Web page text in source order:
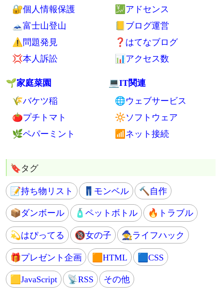
🔦ライト
🖊日用品
🎒バッグ
🛂パスポート
📱スマホ関連
🚲自転車
💴お金
🏧節約
💸生活費
💡電気代
💳カード
👿詐欺
🌈ライフスタイル
🦶引越し
🆓ストレスfree
🔐個人情報保護
🗻富士山登山
⚠問題発見
💢本人訴訟
🌱家庭菜園
🌾バケツ稲
⌨web制作
🎯SEO
💹アドセンス
📒ブログ運営
❓はてなブログ
📊アクセス数
💻IT関連
🌐ウェブサービス